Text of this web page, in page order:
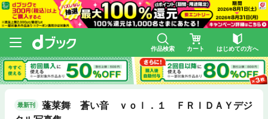
作品検索 カート はじめての方へ
最新刊
蓬莱舞 蒼い音 ｖｏｌ．１ ＦＲＩＤＡＹデジ